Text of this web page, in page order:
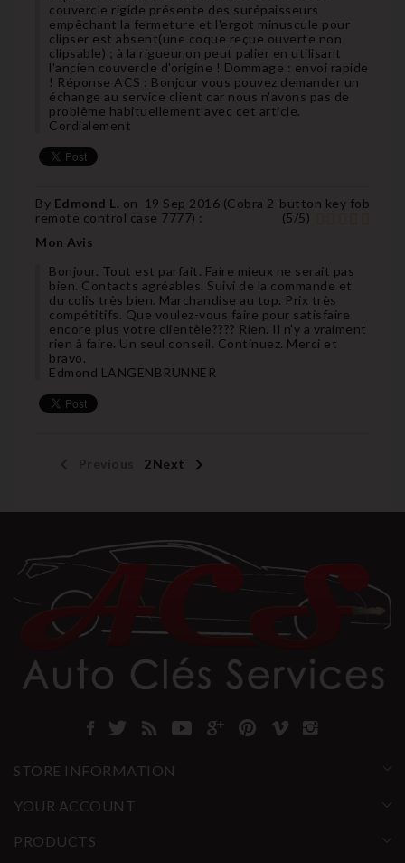
couvercle rigide présente des surépaisseurs
empêchant la fermeture et l'ergot minuscule pour
clipser est absent(une coque reçue ouverte non
clipsable) ; à la rigueur,on peut palier en utilisant
l'ancien couvercle d'origine ! Dommage : envoi rapide
! Réponse ACS : Bonjour vous pouvez demander un
échange au service client car nous n'avons pas de
problème habituellement avec cet article.
Cordialement
By Edmond L. on 19 Sep 2016 (Cobra 2-button key fob
remote control case 7777) : (5/5)
Mon Avis
Bonjour. Tout est parfait. Faire mieux ne serait pas
bien. Contacts agréables. Suivi de la commande et
du colis très bien. Marchandise au top. Prix très
compétitifs. Que voulez-vous faire pour satisfaire
encore plus votre clientèle???? Rien. Il n'y a vraiment
rien à faire. Un seul conseil. Continuez. Merci et
bravo.
Edmond LANGENBRUNNER
2Next 
STORE INFORMATION
YOUR ACCOUNT
PRODUCTS